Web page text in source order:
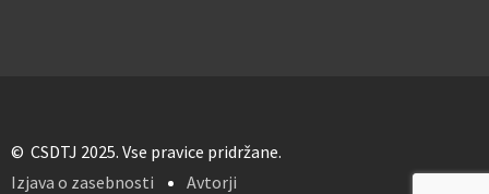
© CSDTJ 2025. Vse pravice pridržane.
Izjava o zasebnosti
Avtorji